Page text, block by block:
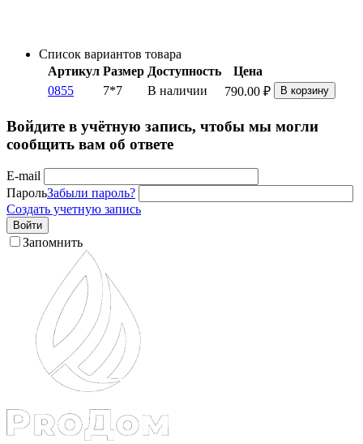
Список вариантов товара
Артикул Размер Доступность
Цена
0855
7*7 В наличии 790.00 ₽ В корзину
Войдите в учётную запись, чтобы мы могли
сообщить вам об ответе
E-mail
ПарольЗабыли пароль?
Создать учетную запись
Войти
Запомнить